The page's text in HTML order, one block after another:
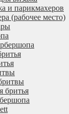
и парикмахеров
(рабочее место)
бритья